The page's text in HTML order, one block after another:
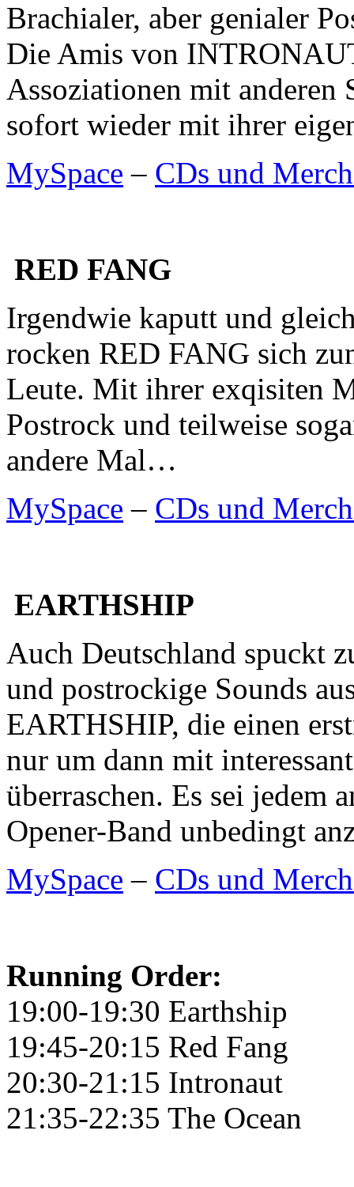
Brachialer, aber genialer
Die Amis von
Assoziationen mit anderen
sofort wieder mit ihrer
MySpace – CDs und
RED FANG
Irgendwie kaputt und
rocken RED FANG sich
Leute. Mit ihrer exqisiten
Postrock und teilweise
andere Mal…
MySpace – CDs und
EARTHSHIP
Auch Deutschland spuckt
und postrockige Sounds
EARTHSHIP, die einen
nur um dann mit
überraschen. Es sei jedem
Opener-Band unbedingt
MySpace – CDs und
Running Order:
19:00-19:30 Earthship
19:45-20:15 Red Fang
20:30-21:15 Intronaut
21:35-22:35 The Ocean